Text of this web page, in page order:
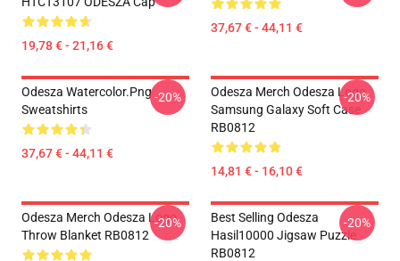
19,78 € - 21,16 €
37,67 € - 44,11 €
Odesza Watercolor.png
Sweatshirts
37,67 € - 44,11 €
-20%
Odesza Merch Odesza Logo
Samsung Galaxy Soft Case
RB0812
14,81 € - 16,10 €
-20%
Odesza Merch Odesza Logo
Throw Blanket RB0812
-20%
Best Selling Odesza
Hasil10000 Jigsaw Puzzle
RB0812
-20%